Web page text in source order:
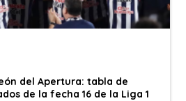
del Apertura: tabla de
de la fecha 16 de la Liga 1